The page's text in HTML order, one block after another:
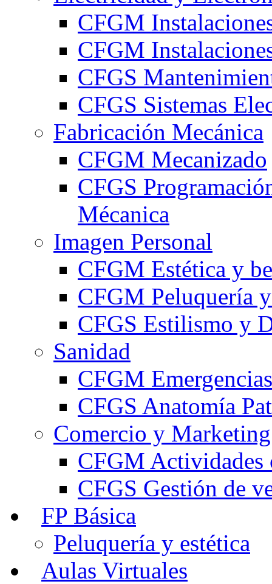
CFGM
CFGM
CFGS
CFGS Sistemas
Fabricación Mecánica
CFGM Mecanizado
CFGS
Mécanica
Imagen Personal
CFGM Estética y
CFGM Peluquería
CFGS Estilismo y
Sanidad
CFGM
CFGS Anatomía
Comercio y Marketing
CFGM Actividades
CFGS Gestión de
FP Básica
Peluquería y estética
Aulas Virtuales